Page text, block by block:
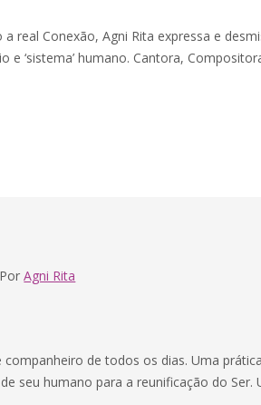
real Conexão, Agni Rita expressa e
‘sistema’ humano. Cantora,
Agni Rita
de todos os dias. Uma
seu humano para a reunificação do Ser.